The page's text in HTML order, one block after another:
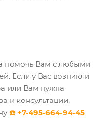
помочь Вам с любыми
Если у Вас возникли
или Вам нужна
и консультации,
☎️ +7-495-664-94-45